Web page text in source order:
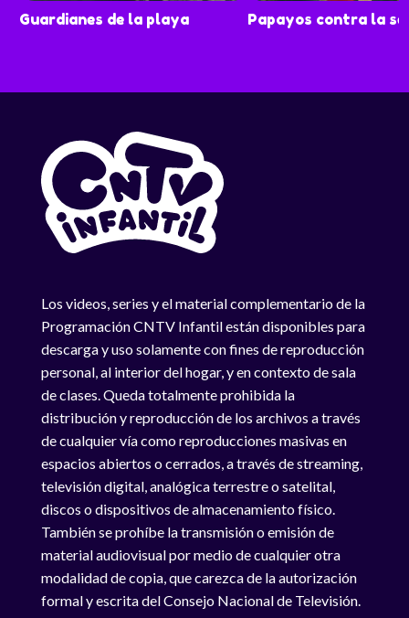
Guardianes de la playa Papayos contra la
Los videos, series y el material complementario de la
Programación CNTV Infantil están disponibles para
descarga y uso solamente con fines de reproducción
personal, al interior del hogar, y en contexto de sala
de clases. Queda totalmente prohibida la
distribución y reproducción de los archivos a través
de cualquier vía como reproducciones masivas en
espacios abiertos o cerrados, a través de streaming,
televisión digital, analógica terrestre o satelital,
discos o dispositivos de almacenamiento físico.
También se prohíbe la transmisión o emisión de
material audiovisual por medio de cualquier otra
modalidad de copia, que carezca de la autorización
formal y escrita del Consejo Nacional de Televisión.